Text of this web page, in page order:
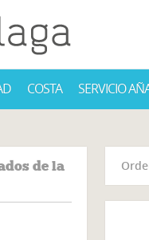
COSTA SERVICIO
de la